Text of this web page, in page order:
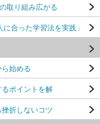
取り組み広がる
合った学習法を実践」
始める
ポイントを解
折しないコツ